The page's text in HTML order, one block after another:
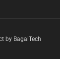
by BagalTech